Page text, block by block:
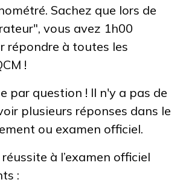
Sachez que lors de
vous avez 1h00
répondre à toutes les
!
par question ! Il n'y a pas de
plusieurs réponses dans le
ou examen officiel.
à l’examen officiel
: